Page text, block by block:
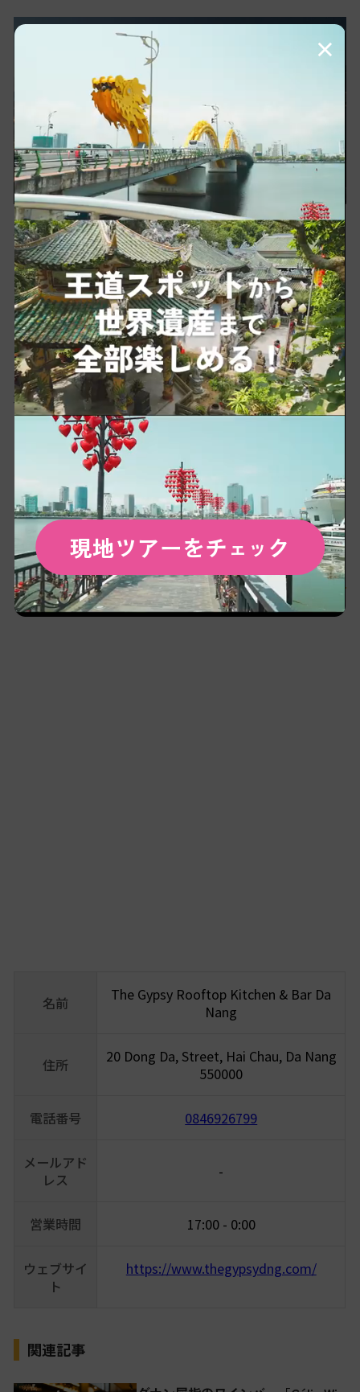
上品かつ安らぎのある空間を提供する同店では、
センス良く盛り付けられた豊富な料理の数々を心
ゆくまで堪能することができます。デートスポッ
トとしても、誕生日などの記念日の際にもぴった
りなレストランです。
同店の近くにはハン川のナイトクルージング乗り
場もあるため、お食事とともにナイトクルージン
グを楽しめばダナンの夜をおしゃれに満喫するこ
とができますよ。ダナン旅行の際にはぜひThe
Gypsy Rooftop Kitchen & Bar Da Nangを訪れてみ
てください。
基本情報
名前
The Gypsy Rooftop Kitchen & Bar Da
Nang
住所
20 Dong Da, Street, Hai Chau, Da Nang
550000
電話番号 0846926799
メールアド
レス
-
営業時間 17:00 - 0:00
ウェブサイ
ト
https://www.thegypsydng.com/
関連記事
×
現地ツアーをチェッ ク